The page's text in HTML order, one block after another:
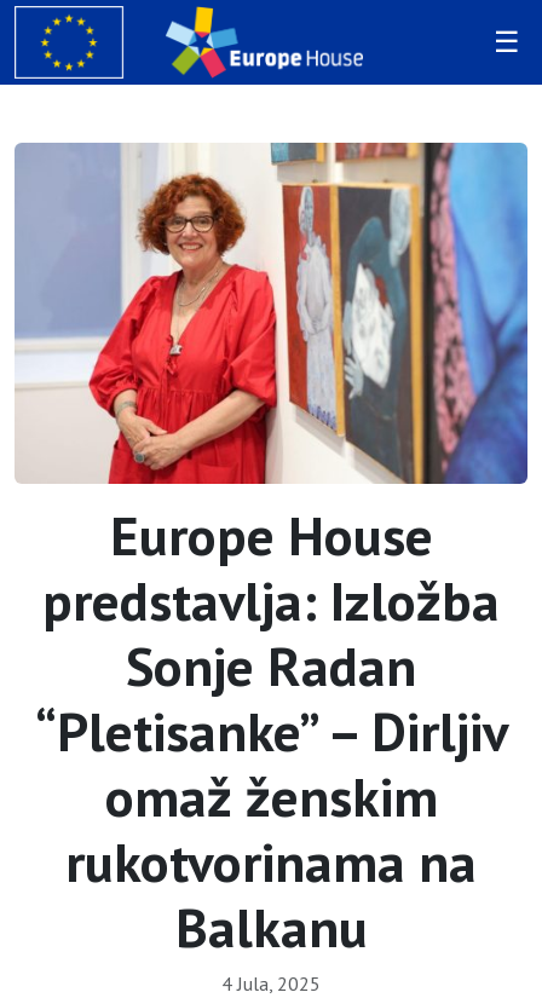
Europe House
predstavlja: Izložba
Sonje Radan
“Pletisanke” – Dirljiv
omaž ženskim
rukotvorinama na
Balkanu
4 Jula, 2025